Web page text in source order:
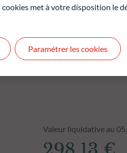
Valeur liquidative au
met à votre disposition le
Paramétrer les cookies